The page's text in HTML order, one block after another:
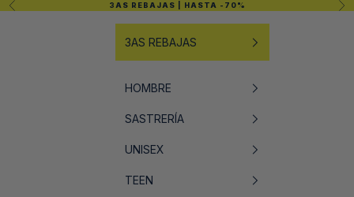
Ir al contenido
Anterior 3AS REBAJAS | HASTA -70%
3AS REBAJAS
HOMBRE
SASTRERÍA
UNISEX
TEEN